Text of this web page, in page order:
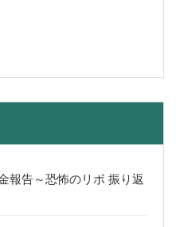
告～恐怖のリボ 振り返